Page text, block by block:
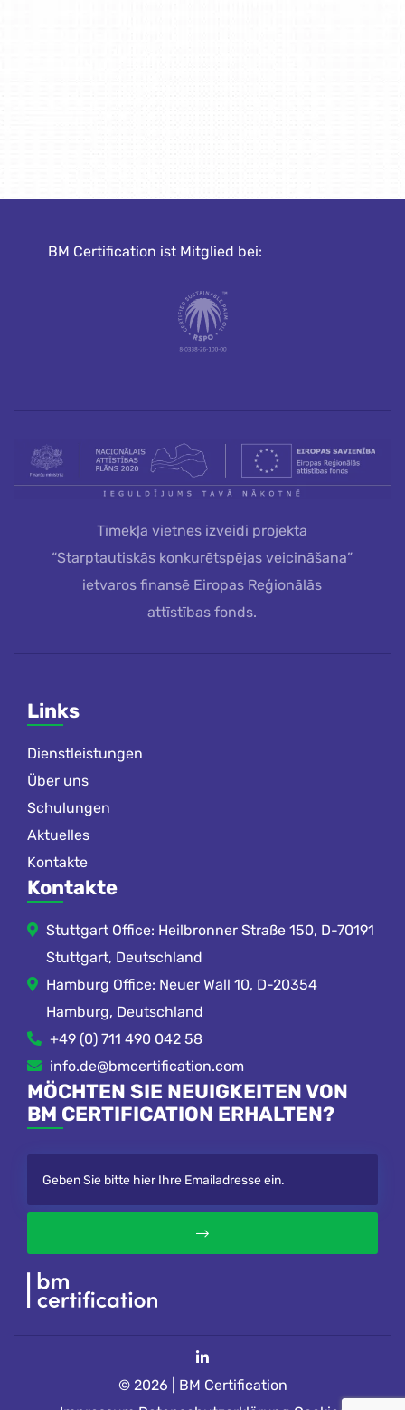
BM Certification ist Mitglied bei:
Tīmekļa vietnes izveidi projekta
“Starptautiskās konkurētspējas veicināšana”
ietvaros finansē Eiropas Reģionālās
attīstības fonds.
Links
Dienstleistungen
Über uns
Schulungen
Aktuelles
Kontakte
Kontakte
Stuttgart Office: Heilbronner Straße 150, D-70191
Stuttgart, Deutschland
Hamburg Office: Neuer Wall 10, D-20354
Hamburg, Deutschland
+49 (0) 711 490 042 58
info.de@bmcertification.com
MÖCHTEN SIE NEUIGKEITEN VON
BM CERTIFICATION ERHALTEN?
© 2026 | BM Certification